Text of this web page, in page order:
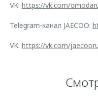
VK: https://vk.com/
Telegram-канал JAECOO:
VK: https://vk.com/